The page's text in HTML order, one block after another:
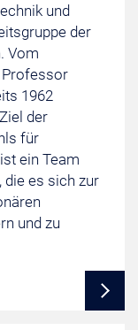
und
der
Vom
Professor
1962
der
für
ein Team
die es sich zur
und zu